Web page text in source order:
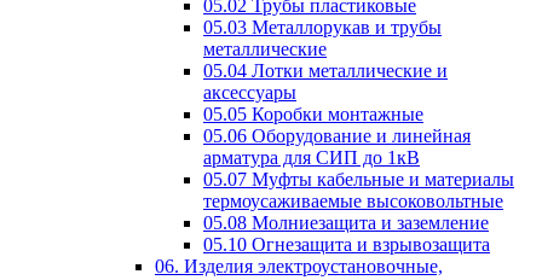
05.02 Трубы пластиковые
05.03 Металлорукав и трубы
металлические
05.04 Лотки металлические и
аксессуары
05.05 Коробки монтажные
05.06 Оборудование и линейная
арматура для СИП до 1кВ
05.07 Муфты кабельные и материалы
термоусаживаемые высоковольтные
05.08 Молниезащита и заземление
05.10 Огнезащита и взрывозащита
06. Изделия электроустановочные,